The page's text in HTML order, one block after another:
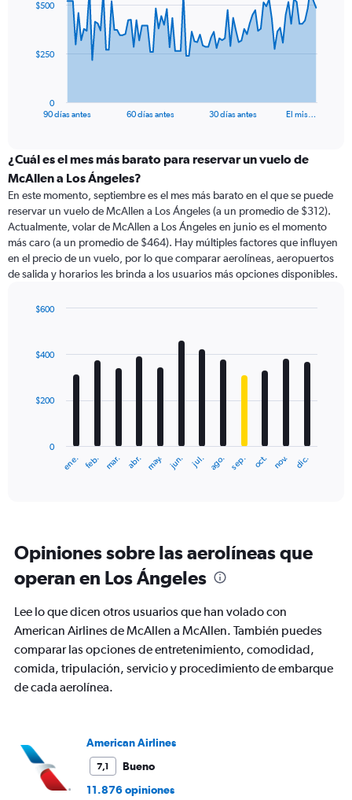
data
The
categories.
Range:
categories.
The
chart
has
1
Y
displaying
90 días antes 60 días antes 30 días antes El mis…
0
$250
$500
¿Cuál es el mes más barato para reservar un vuelo de
McAllen a Los Ángeles?
En este momento, septiembre es el mes más barato en el que se puede
reservar un vuelo de McAllen a Los Ángeles (a un promedio de $312).
Actualmente, volar de McAllen a Los Ángeles en junio es el momento
más caro (a un promedio de $464). Hay múltiples factores que influyen
en el precio de un vuelo, por lo que comparar aerolíneas, aeropuertos
de salida y horarios les brinda a los usuarios más opciones disponibles.
with
12
The
categories.
chart
1
Y
axis
displaying
values.
Range:
ene. feb. mar. abr. may. jun. jul. ago. sep. oct. nov. dic.
0
$200
$400
$600
Opiniones sobre las aerolíneas que
operan en Los Ángeles
Lee lo que dicen otros usuarios que han volado con
American Airlines de McAllen a McAllen. También puedes
comparar las opciones de entretenimiento, comodidad,
comida, tripulación, servicio y procedimiento de embarque
de cada aerolínea.
American Airlines
7,1
Bueno
11.876 opiniones